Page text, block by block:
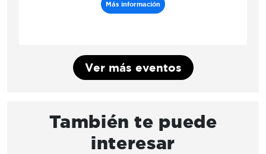
Más información
Ver más eventos
También te puede
interesar